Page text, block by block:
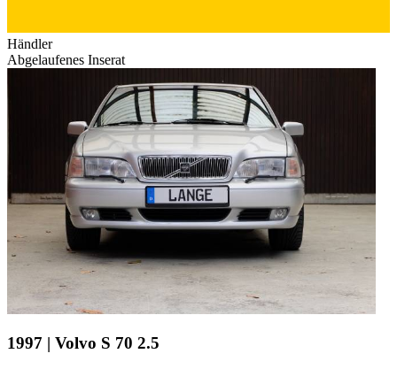
Händler
Abgelaufenes Inserat
1997 | Volvo S 70 2.5